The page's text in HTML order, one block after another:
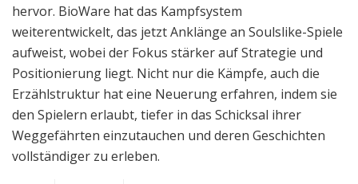
hervor. BioWare hat das Kampfsystem
weiterentwickelt, das jetzt Anklänge an Soulslike-Spiele
aufweist, wobei der Fokus stärker auf Strategie und
Positionierung liegt. Nicht nur die Kämpfe, auch die
Erzählstruktur hat eine Neuerung erfahren, indem sie
den Spielern erlaubt, tiefer in das Schicksal ihrer
Weggefährten einzutauchen und deren Geschichten
vollständiger zu erleben.